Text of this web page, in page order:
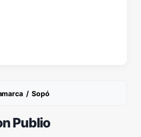
/ Sopó
Publio